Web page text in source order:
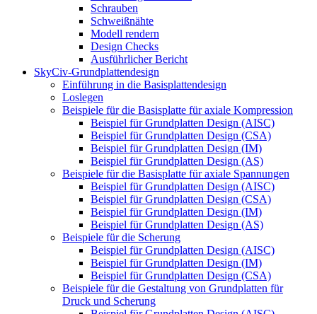
Schrauben
Schweißnähte
Modell rendern
Design Checks
Ausführlicher Bericht
SkyCiv-Grundplattendesign
Einführung in die Basisplattendesign
Loslegen
Beispiele für die Basisplatte für axiale Kompression
Beispiel für Grundplatten Design (AISC)
Beispiel für Grundplatten Design (CSA)
Beispiel für Grundplatten Design (IM)
Beispiel für Grundplatten Design (AS)
Beispiele für die Basisplatte für axiale Spannungen
Beispiel für Grundplatten Design (AISC)
Beispiel für Grundplatten Design (CSA)
Beispiel für Grundplatten Design (IM)
Beispiel für Grundplatten Design (AS)
Beispiele für die Scherung
Beispiel für Grundplatten Design (AISC)
Beispiel für Grundplatten Design (IM)
Beispiel für Grundplatten Design (CSA)
Beispiele für die Gestaltung von Grundplatten für
Druck und Scherung